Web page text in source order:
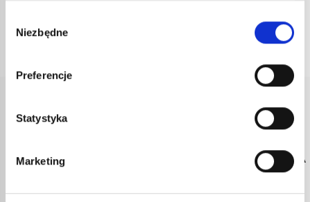
zgody
Niezbędne
Preferencje
Statystyka
Marketing
DOSTAWA
GWARANCJA
Wszystkie